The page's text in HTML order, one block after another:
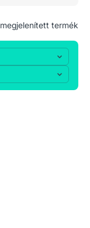
megjelenített termék